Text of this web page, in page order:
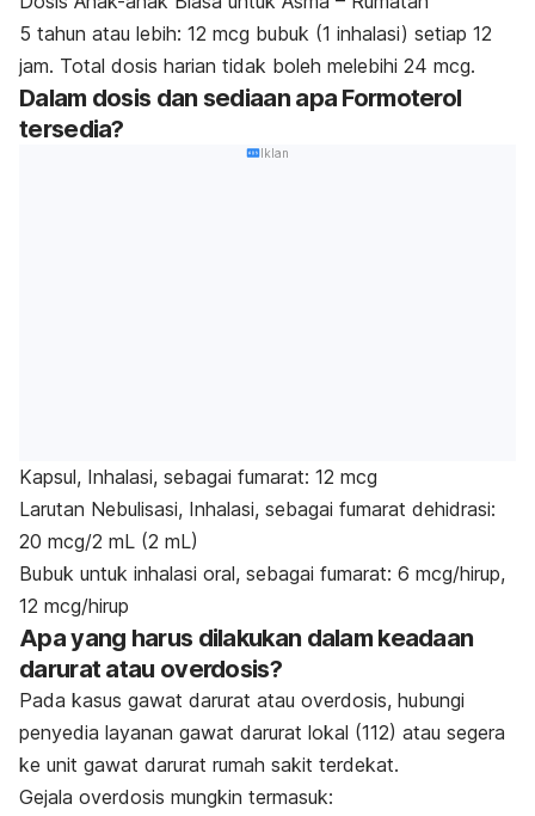
5 tahun atau lebih: 12 mcg bubuk (1 inhalasi) setiap 12
jam. Total dosis harian tidak boleh melebihi 24 mcg.
Dalam dosis dan sediaan apa Formoterol
tersedia?
Iklan
Kapsul, Inhalasi, sebagai fumarat: 12 mcg
Larutan Nebulisasi, Inhalasi, sebagai fumarat dehidrasi:
20 mcg/2 mL (2 mL)
Bubuk untuk inhalasi oral, sebagai fumarat: 6 mcg/hirup,
12 mcg/hirup
Apa yang harus dilakukan dalam keadaan
darurat atau overdosis?
Pada kasus gawat darurat atau overdosis, hubungi
penyedia layanan gawat darurat lokal (112) atau segera
ke unit gawat darurat rumah sakit terdekat.
Gejala overdosis mungkin termasuk: